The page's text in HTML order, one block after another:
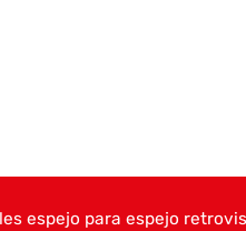
espejo para espejo